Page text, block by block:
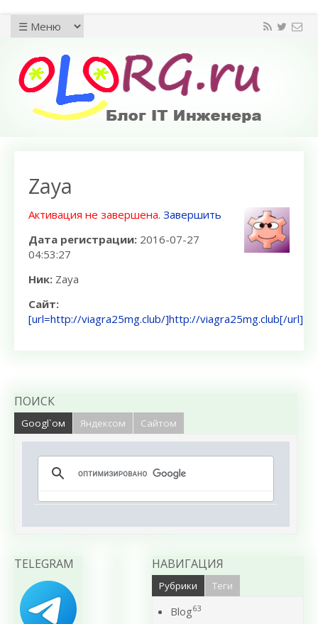
Zaya
Активация не завершена. Завершить
Дата регистрации: 2016-07-27
04:53:27
Ник: Zaya
Сайт:
[url=http://viagra25mg.club/]http://viagra25mg.club[/url]
ПОИСК
Googl`ом Яндексом Сайтом
TELEGRAM НАВИГАЦИЯ
Рубрики Теги
Blog63